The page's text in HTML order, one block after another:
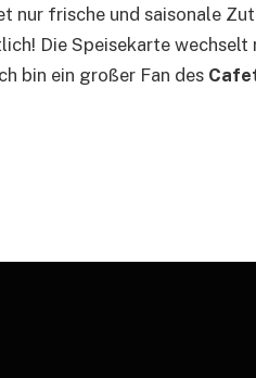
nur frische und saisonale
Die Speisekarte
bin ein großer Fan des